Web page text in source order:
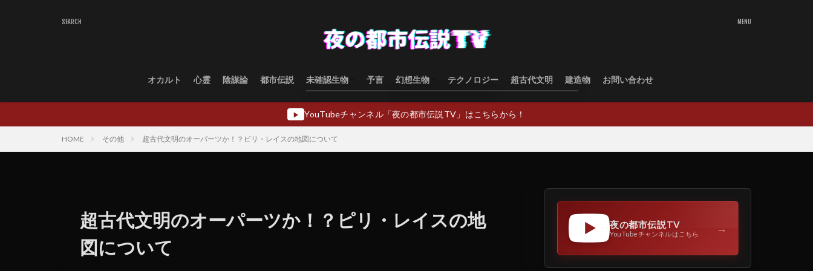
オカルト 心霊 陰謀論 都市伝説 未確認生物
水棲型
類人猿型
飛行生物型
予言 幻想生物
幻想生物日本
幻想生物ヨーロッパ
幻想生物アジア
幻想生物オセアニア
幻想生物中東
テクノロジー 超古代文明 建造物 お問い合わせ
▶ YouTubeチャンネル「夜の都市伝説TV」はこちらから！
HOME その他 超古代文明のオーパーツか！？ピリ・レイスの地図について
超古代文明のオーパーツか！？ピリ・レイスの地
図について
夜の都市伝説TV
YouTubeチャンネルはこちら →